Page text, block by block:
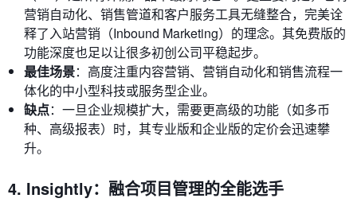
营销自动化、销售管道和客户服务工具无缝整合，完美诠
释了入站营销（Inbound Marketing）的理念。其免费版的
功能深度也足以让很多初创公司平稳起步。
最佳场景：高度注重内容营销、营销自动化和销售流程一
体化的中小型科技或服务型企业。
缺点：一旦企业规模扩大，需要更高级的功能（如多币
种、高级报表）时，其专业版和企业版的定价会迅速攀
升。
4. Insightly：融合项目管理的全能选手